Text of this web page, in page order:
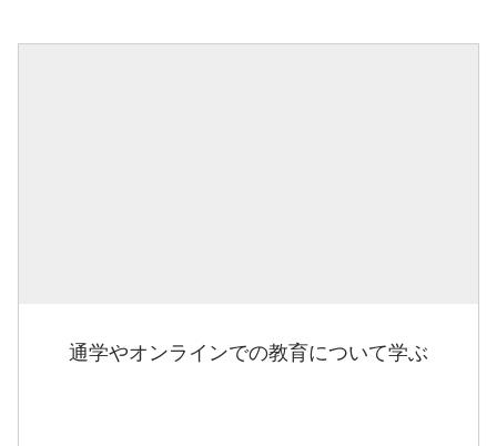
通学やオンラインでの教育について学ぶ